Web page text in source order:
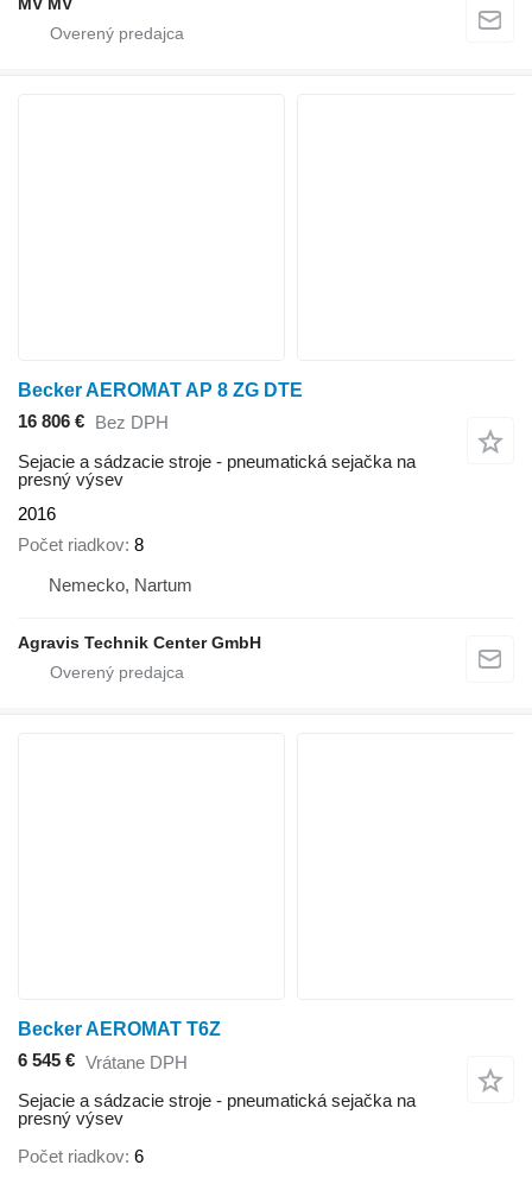
Becker AEROMAT AP 8 ZG DTE
16 806 € Bez DPH
Sejacie a sádzacie stroje - pneumatická sejačka na
presný výsev
2016
Počet riadkov 8
Nemecko, Nartum
Agravis Technik Center GmbH
Becker AEROMAT T6Z
6 545 € Vrátane DPH
Sejacie a sádzacie stroje - pneumatická sejačka na
presný výsev
Počet riadkov 6